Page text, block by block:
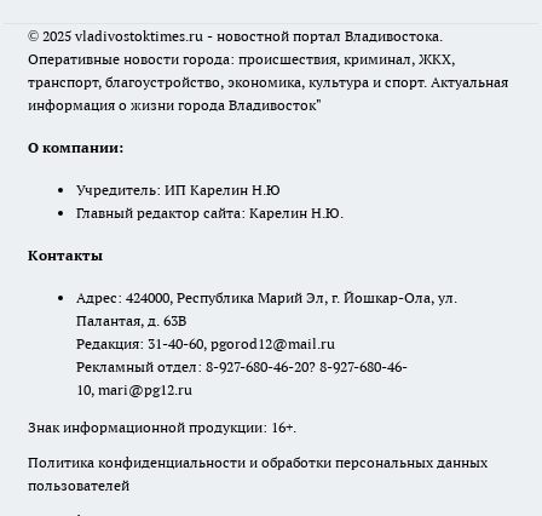
© 2025 vladivostoktimes.ru - новостной портал Владивостока.
Оперативные новости города: происшествия, криминал, ЖКХ,
транспорт, благоустройство, экономика, культура и спорт. Актуальная
информация о жизни города Владивосток"
О компании:
Учредитель: ИП Карелин Н.Ю
Главный редактор сайта: Карелин Н.Ю.
Контакты
Адрес: 424000, Республика Марий Эл, г. Йошкар-Ола, ул.
Палантая, д. 63В
Редакция: 31-40-60, pgorod12@mail.ru
Рекламный отдел: 8-927-680-46-20? 8-927-680-46-
10, mari@pg12.ru
Знак информационной продукции: 16+.
Политика конфиденциальности и обработки персональных данных
пользователей